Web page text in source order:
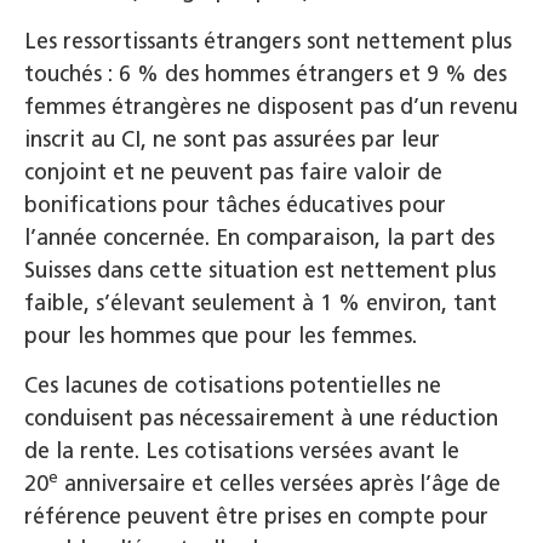
Les ressortissants étrangers sont nettement plus
touchés : 6 % des hommes étrangers et 9 % des
femmes étrangères ne disposent pas d’un revenu
inscrit au CI, ne sont pas assurées par leur
conjoint et ne peuvent pas faire valoir de
bonifications pour tâches éducatives pour
l’année concernée. En comparaison, la part des
Suisses dans cette situation est nettement plus
faible, s’élevant seulement à 1 % environ, tant
pour les hommes que pour les femmes.
Ces lacunes de cotisations potentielles ne
conduisent pas nécessairement à une réduction
de la rente. Les cotisations versées avant le
20e anniversaire et celles versées après l’âge de
référence peuvent être prises en compte pour